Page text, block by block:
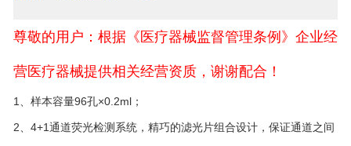
尊敬的用户：根据《医疗器械监督管理条例》企业经
营医疗器械提供相关经营资质，谢谢配合！
1、样本容量96孔×0.2ml；
2、4+1通道荧光检测系统，精巧的滤光片组合设计，保证通道之间